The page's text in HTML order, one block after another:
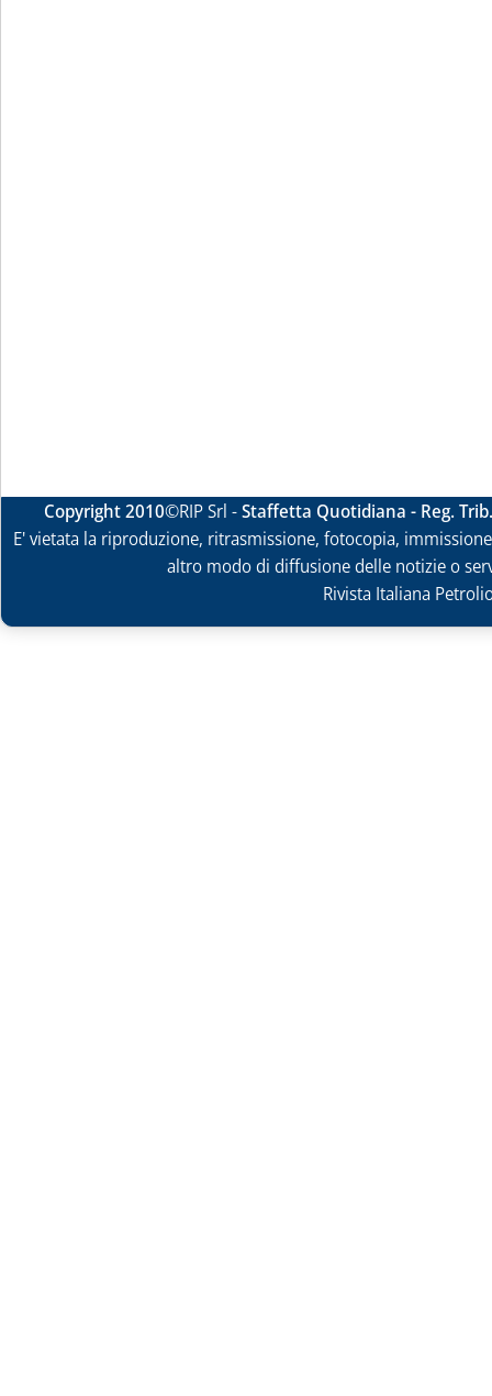
Copyright 2010©RIP Srl -Staffetta Quotidiana - Reg.
E' vietata la riproduzione, ritrasmissione, fotocopia,
altro modo di diffusione delle notizie o
Rivista Italiana